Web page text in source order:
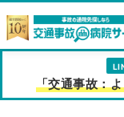
「交通事故：